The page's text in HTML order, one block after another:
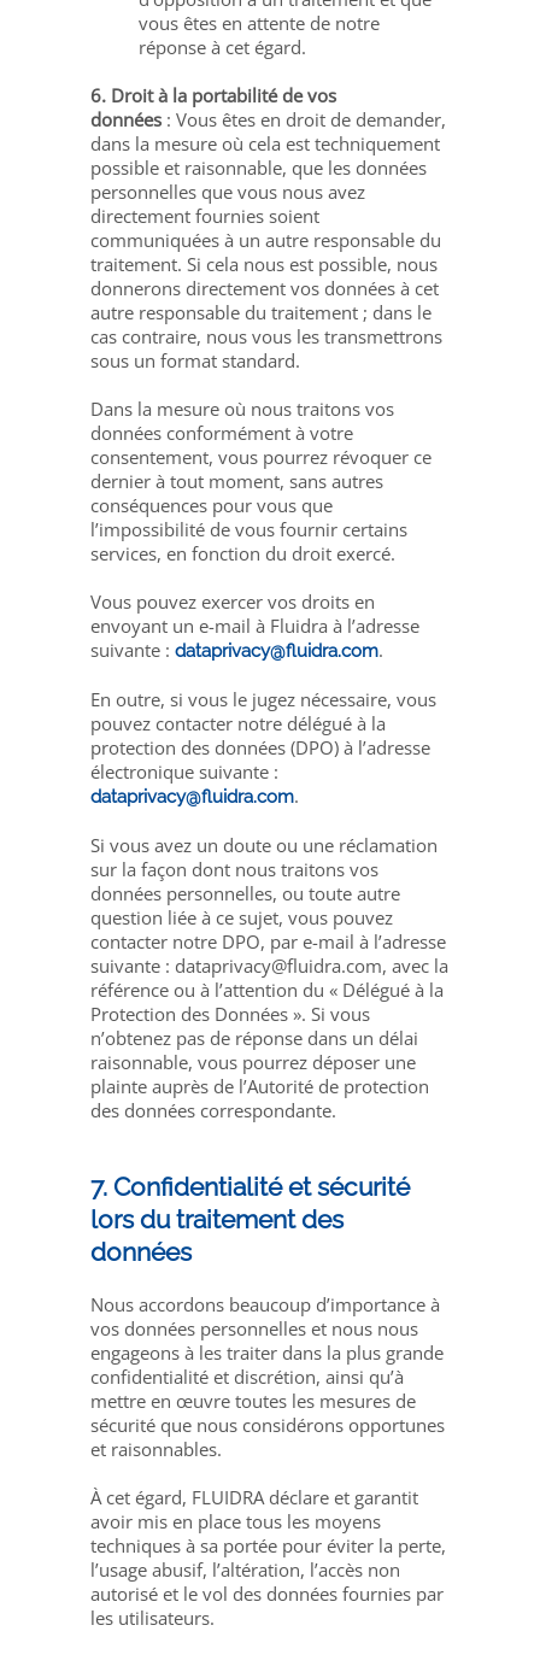
vous êtes en attente de notre
réponse à cet égard.
6. Droit à la portabilité de vos
données: Vous êtes en droit de demander,
dans la mesure où cela est techniquement
possible et raisonnable, que les données
personnelles que vous nous avez
directement fournies soient
communiquées à un autre responsable du
traitement. Si cela nous est possible, nous
donnerons directement vos données à cet
autre responsable du traitement ; dans le
cas contraire, nous vous les transmettrons
sous un format standard.
Dans la mesure où nous traitons vos
données conformément à votre
consentement, vous pourrez révoquer ce
dernier à tout moment, sans autres
conséquences pour vous que
l’impossibilité de vous fournir certains
services, en fonction du droit exercé.
Vous pouvez exercer vos droits en
envoyant un e-mail à Fluidra à l’adresse
suivante : dataprivacy@fluidra.com.
En outre, si vous le jugez nécessaire, vous
pouvez contacter notre délégué à la
protection des données (DPO) à l’adresse
électronique suivante :
dataprivacy@fluidra.com.
Si vous avez un doute ou une réclamation
sur la façon dont nous traitons vos
données personnelles, ou toute autre
question liée à ce sujet, vous pouvez
contacter notre DPO, par e-mail à l’adresse
suivante : dataprivacy@fluidra.com, avec la
référence ou à l’attention du « Délégué à la
Protection des Données ». Si vous
n’obtenez pas de réponse dans un délai
raisonnable, vous pourrez déposer une
plainte auprès de l’Autorité de protection
des données correspondante.
7. Confidentialité et sécurité
lors du traitement des
données
Nous accordons beaucoup d’importance à
vos données personnelles et nous nous
engageons à les traiter dans la plus grande
confidentialité et discrétion, ainsi qu’à
mettre en œuvre toutes les mesures de
sécurité que nous considérons opportunes
et raisonnables.
À cet égard, FLUIDRA déclare et garantit
avoir mis en place tous les moyens
techniques à sa portée pour éviter la perte,
l’usage abusif, l’altération, l’accès non
autorisé et le vol des données fournies par
les utilisateurs.